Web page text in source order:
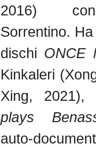
2016)
Sorrentino.
dischi ONCE
Kinkaleri
Xing,
plays
auto-